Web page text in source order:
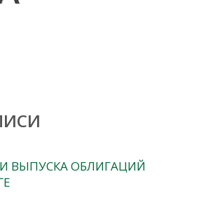
ВЫПУСКА ОБЛИГАЦИЙ